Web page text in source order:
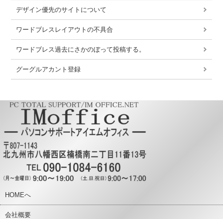
デザイン優先のサイトについて
ワードブレスレイアウトの不具合
ワードブレス過去にさかのぼって投稿する。
グーグルアカント登録
HOMEへ
会社概要